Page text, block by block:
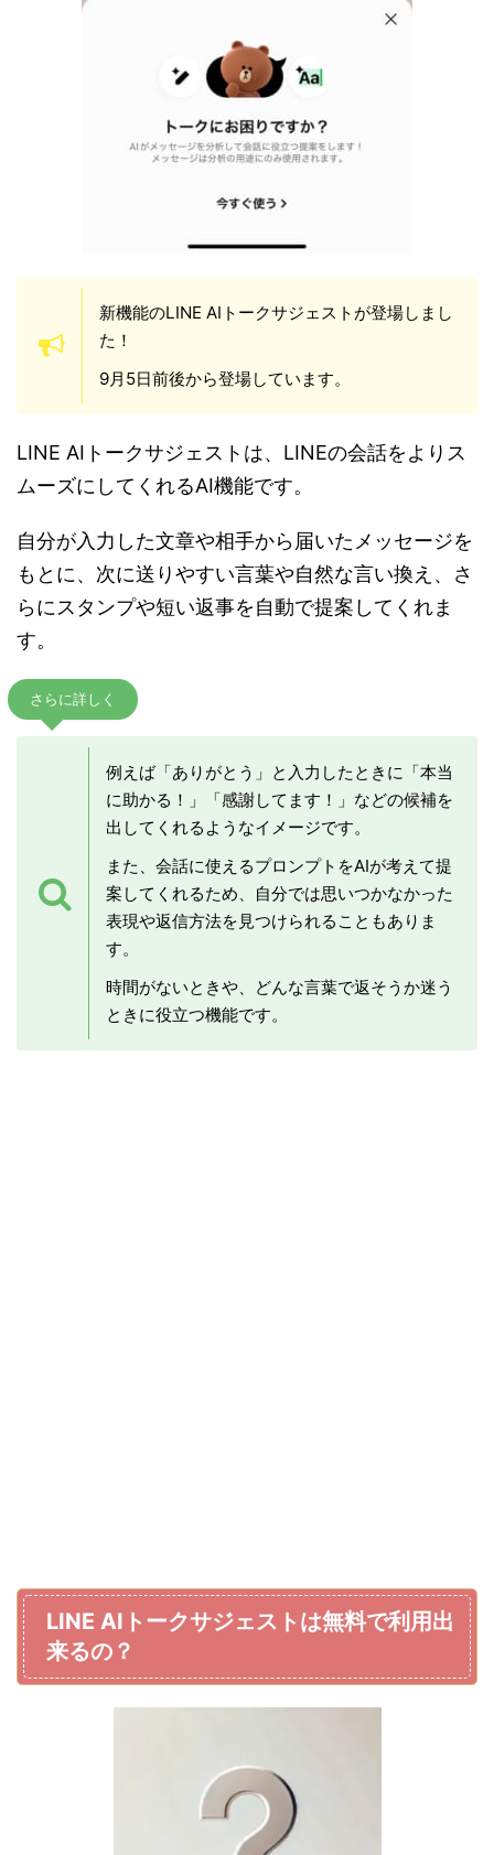
新機能のLINE AIトークサジェストが登場しまし
た！
9月5日前後から登場しています。
LINE AIトークサジェストは、LINEの会話をよりス
ムーズにしてくれるAI機能です。
自分が入力した文章や相手から届いたメッセージを
もとに、次に送りやすい言葉や自然な言い換え、さ
らにスタンプや短い返事を自動で提案してくれま
す。
さらに詳しく
例えば「ありがとう」と入力したときに「本当
に助かる！」「感謝してます！」などの候補を
出してくれるようなイメージです。
また、会話に使えるプロンプトをAIが考えて提
案してくれるため、自分では思いつかなかった
表現や返信方法を見つけられることもありま
す。
時間がないときや、どんな言葉で返そうか迷う
ときに役立つ機能です。
LINE AIトークサジェストは無料で利用出
来るの？